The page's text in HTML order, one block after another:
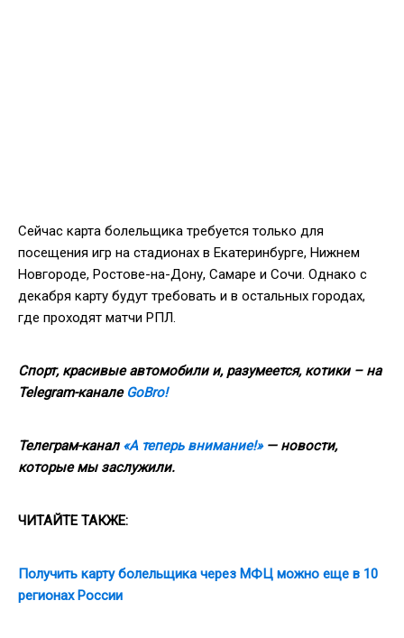
Сейчас карта болельщика требуется только для
посещения игр на стадионах в Екатеринбурге, Нижнем
Новгороде, Ростове-на-Дону, Самаре и Сочи. Однако с
декабря карту будут требовать и в остальных городах,
где проходят матчи РПЛ.
Спорт, красивые автомобили и, разумеется, котики – на
Telegram-канале GoBro!
Телеграм-канал «А теперь внимание!»— новости,
которые мы заслужили.
ЧИТАЙТЕ ТАКЖЕ:
Получить карту болельщика через МФЦ можно еще в 10
регионах России